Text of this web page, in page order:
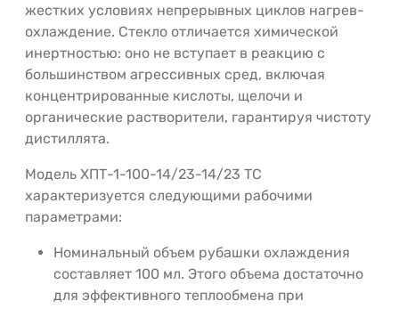
жестких условиях непрерывных циклов нагрев-
охлаждение. Стекло отличается химической
инертностью: оно не вступает в реакцию с
большинством агрессивных сред, включая
концентрированные кислоты, щелочи и
органические растворители, гарантируя чистоту
дистиллята.
Модель ХПТ-1-100-14/23-14/23 ТС
характеризуется следующими рабочими
параметрами:
Номинальный объем рубашки охлаждения
составляет 100 мл. Этого объема достаточно
для эффективного теплообмена при